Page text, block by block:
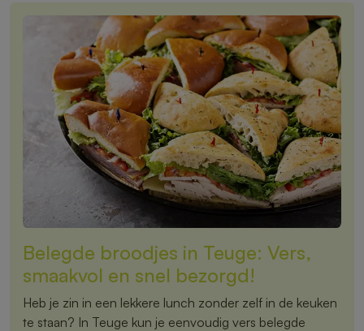
Belegde broodjes in Teuge: Vers,
smaakvol en snel bezorgd!
Heb je zin in een lekkere lunch zonder zelf in de keuken
te staan? In Teuge kun je eenvoudig vers belegde